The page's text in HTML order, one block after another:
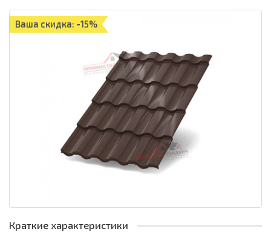
Ваша скидка: -15%
Краткие характеристики